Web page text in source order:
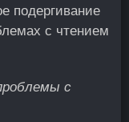
подергивание
с чтением
с